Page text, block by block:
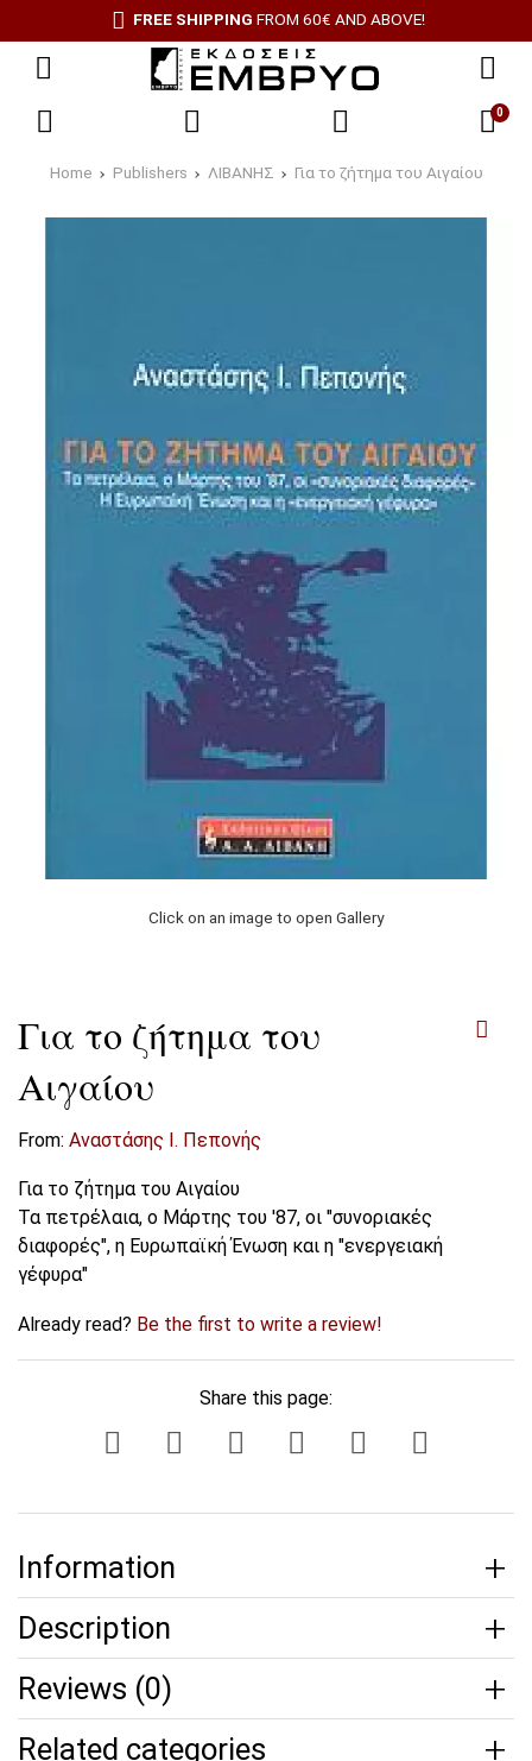
FREE SHIPPINGFROM 60€ AND ABOVE!
0
Home Publishers ΛΙΒΑΝΗΣ Για το ζήτημα του Αιγαίου
Click on an image to open Gallery
Για το ζήτημα του
Αιγαίου
From: Αναστάσης Ι. Πεπονής
Για το ζήτημα του Αιγαίου
Τα πετρέλαια, ο Μάρτης του '87, οι "συνοριακές
διαφορές", η Ευρωπαϊκή Ένωση και η "ενεργειακή
γέφυρα"
Already read? Be the first to write a review!
Share this page:
Information
Description
Reviews (0)
Related categories